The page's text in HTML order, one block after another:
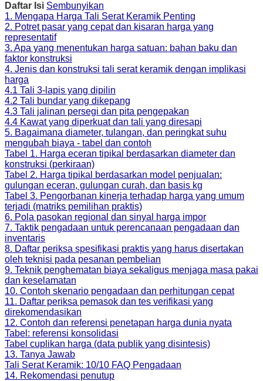
Daftar Isi Sembunyikan
1. Mengapa Harga Tali Serat Keramik Penting
2. Potret pasar yang cepat dan kisaran harga yang
representatif
3. Apa yang menentukan harga satuan: bahan baku dan
faktor konstruksi
4. Jenis dan konstruksi tali serat keramik dengan implikasi
harga
4.1 Tali 3-lapis yang dipilin
4.2 Tali bundar yang dikepang
4.3 Tali jalinan persegi dan pita pengepakan
4.4 Kawat yang diperkuat dan tali yang diresapi
5. Bagaimana diameter, tulangan, dan peringkat suhu
mengubah biaya - tabel dan contoh
Tabel 1. Harga eceran tipikal berdasarkan diameter dan
konstruksi (perkiraan)
Tabel 2. Harga tipikal berdasarkan model penjualan:
gulungan eceran, gulungan curah, dan basis kg
Tabel 3. Pengorbanan kinerja terhadap harga yang umum
terjadi (matriks pemilihan praktis)
6. Pola pasokan regional dan sinyal harga impor
7. Taktik pengadaan untuk perencanaan pengadaan dan
inventaris
8. Daftar periksa spesifikasi praktis yang harus disertakan
oleh teknisi pada pesanan pembelian
9. Teknik penghematan biaya sekaligus menjaga masa pakai
dan keselamatan
10. Contoh skenario pengadaan dan perhitungan cepat
11. Daftar periksa pemasok dan tes verifikasi yang
direkomendasikan
12. Contoh dan referensi penetapan harga dunia nyata
Tabel: referensi konsolidasi
Tabel cuplikan harga (data publik yang disintesis)
13. Tanya Jawab
Tali Serat Keramik: 10/10 FAQ Pengadaan
14. Rekomendasi penutup